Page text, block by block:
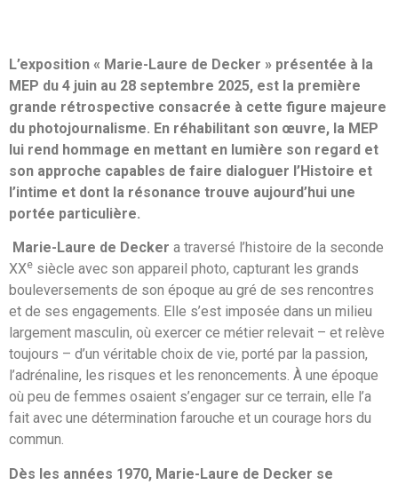
L’exposition « Marie-Laure de Decker » présentée à la
MEP du 4 juin au 28 septembre 2025, est la première
grande rétrospective consacrée à cette figure majeure
du photojournalisme. En réhabilitant son œuvre, la MEP
lui rend hommage en mettant en lumière son regard et
son approche capables de faire dialoguer l’Histoire et
l’intime et dont la résonance trouve aujourd’hui une
portée particulière.
Marie-Laure de Decker a traversé l’histoire de la seconde
XXe siècle avec son appareil photo, capturant les grands
bouleversements de son époque au gré de ses rencontres
et de ses engagements. Elle s’est imposée dans un milieu
largement masculin, où exercer ce métier relevait – et relève
toujours – d’un véritable choix de vie, porté par la passion,
l’adrénaline, les risques et les renoncements. À une époque
où peu de femmes osaient s’engager sur ce terrain, elle l’a
fait avec une détermination farouche et un courage hors du
commun.
Dès les années 1970, Marie-Laure de Decker se